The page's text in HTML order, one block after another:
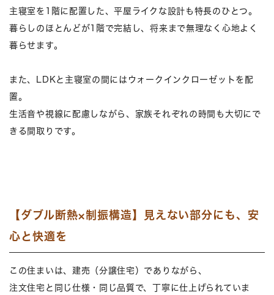
主寝室を1階に配置した、平屋ライクな設計も特長のひとつ。
暮らしのほとんどが1階で完結し、将来まで無理なく心地よく
暮らせます。
また、LDKと主寝室の間にはウォークインクローゼットを配
置。
生活音や視線に配慮しながら、家族それぞれの時間も大切にで
きる間取りです。
【ダブル断熱×制振構造】見えない部分にも、安
心と快適を
この住まいは、建売（分譲住宅）でありながら、
注文住宅と同じ仕様・同じ品質で、丁寧に仕上げられていま